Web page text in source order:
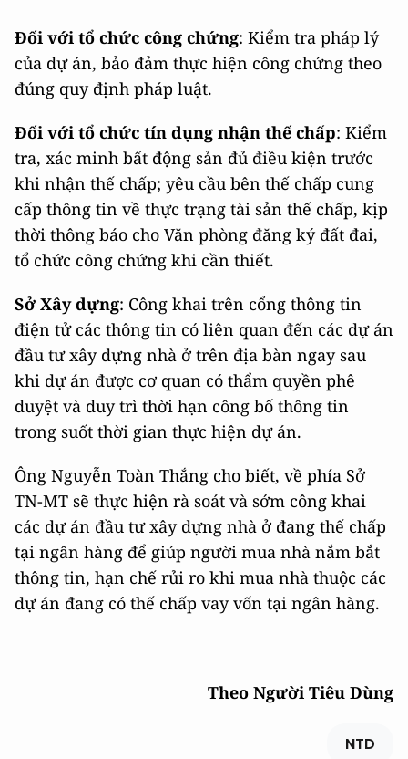
Đối với tổ chức công chứng: Kiểm tra pháp lý
của dự án, bảo đảm thực hiện công chứng theo
đúng quy định pháp luật.
Đối với tổ chức tín dụng nhận thế chấp: Kiểm
tra, xác minh bất động sản đủ điều kiện trước
khi nhận thế chấp; yêu cầu bên thế chấp cung
cấp thông tin về thực trạng tài sản thế chấp, kịp
thời thông báo cho Văn phòng đăng ký đất đai,
tổ chức công chứng khi cần thiết.
Sở Xây dựng: Công khai trên cổng thông tin
điện tử các thông tin có liên quan đến các dự án
đầu tư xây dựng nhà ở trên địa bàn ngay sau
khi dự án được cơ quan có thẩm quyền phê
duyệt và duy trì thời hạn công bố thông tin
trong suốt thời gian thực hiện dự án.
Ông Nguyễn Toàn Thắng cho biết, về phía Sở
TN-MT sẽ thực hiện rà soát và sớm công khai
các dự án đầu tư xây dựng nhà ở đang thế chấp
tại ngân hàng để giúp người mua nhà nắm bắt
thông tin, hạn chế rủi ro khi mua nhà thuộc các
dự án đang có thế chấp vay vốn tại ngân hàng.
Theo Người Tiêu Dùng
NTD